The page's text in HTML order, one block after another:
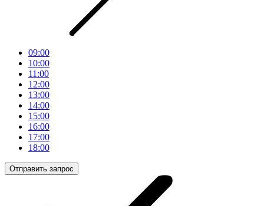
09:00
10:00
11:00
12:00
13:00
14:00
15:00
16:00
17:00
18:00
Отправить запрос